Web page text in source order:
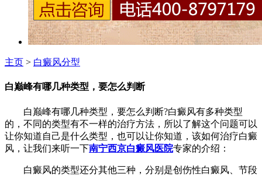
主页 > 白癜风分型
白巅峰有哪几种类型，要怎么判断
白巅峰有哪几种类型，要怎么判断?白癜风有多种类型
的，不同的类型有不一样的治疗方法，所以了解这个问题可以
让你知道自己是什么类型，也可以让你知道，该如何治疗白癜
风，让我们来听一下南宁西京白癜风医院专家的介绍：
白癜风的类型还分其他三种，分别是创伤性白癜风、节段